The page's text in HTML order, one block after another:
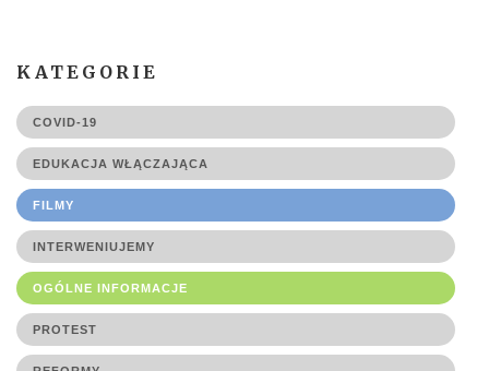
KATEGORIE
COVID-19
EDUKACJA WŁĄCZAJĄCA
FILMY
INTERWENIUJEMY
OGÓLNE INFORMACJE
PROTEST